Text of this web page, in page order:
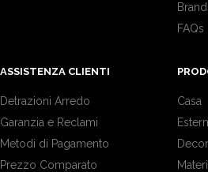
FAQs
ASSISTENZA CLIENTI
Detrazioni Arredo
Garanzia e Reclami
Metodi di Pagamento
Prezzo Comparato
Casa
Decor